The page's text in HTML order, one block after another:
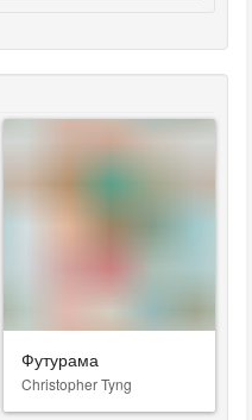
Футурама
Christopher Tyng